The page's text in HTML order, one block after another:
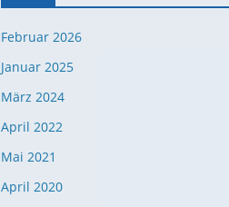
Februar 2026
Januar 2025
März 2024
April 2022
Mai 2021
April 2020